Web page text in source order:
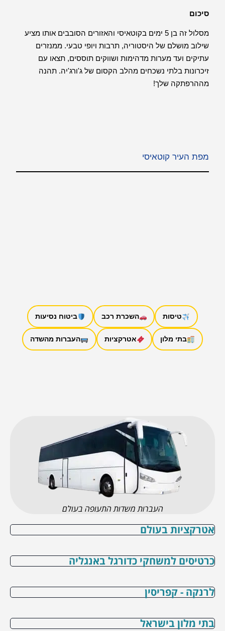
סיכום
מסלול זה בן 5 ימים בקוטאיסי והאזורים הסובבים אותו מציע
שילוב מושלם של היסטוריה, תרבות ויופי טבעי. ממנזרים
עתיקים ועד מערות מדהימות ושווקים תוססים, תצאו עם
זיכרונות בלתי נשכחים מהלב הקסום של ג'ורג'יה. תהנה
מההרפתקה שלך!
מפת העיר קוטאיסי
טיסות השכרת רכב ביטוח נסיעות
בתי מלון אטרקציות העברות מהשדה
העברות משדות התעופה בעולם
אטרקציות בעולם
כרטיסים למשחקי כדורגל באנגליה
לרנקה - קפריסין
בתי מלון בישראל